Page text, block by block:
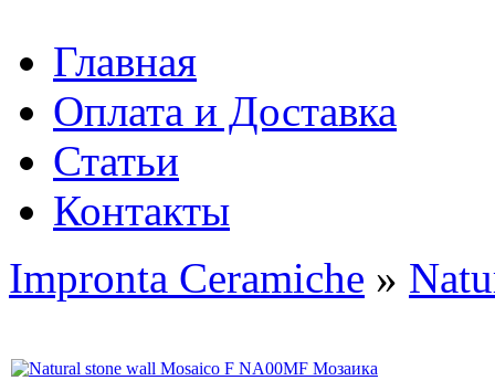
Главная
Оплата и Доставка
Статьи
Контакты
Impronta Ceramiche »